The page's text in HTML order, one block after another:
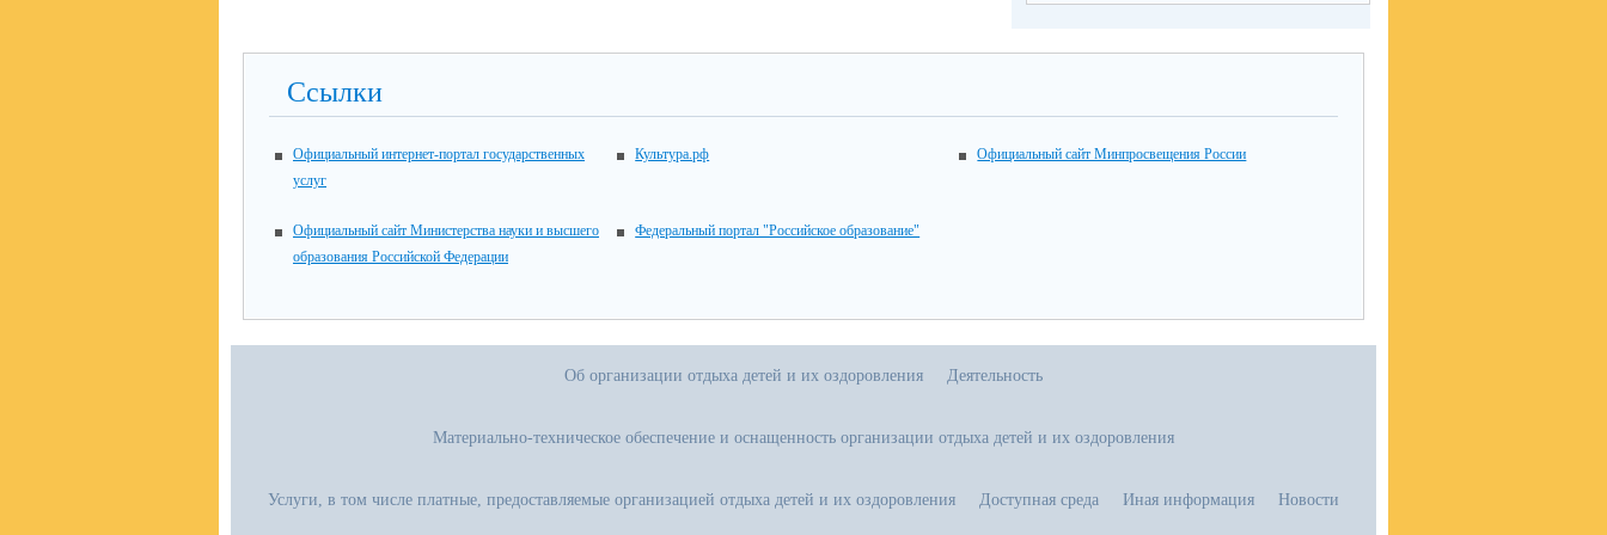
Ссылки
Официальный интернет-портал государственных
услуг
Культура.рф Официальный сайт Минпросвещения России
Официальный сайт Министерства науки и высшего
образования Российской Федерации
Федеральный портал "Российское образование"
Об организации отдыха детей и их оздоровления Деятельность
Материально-техническое обеспечение и оснащенность организации отдыха детей и их оздоровления
Услуги, в том числе платные, предоставляемые организацией отдыха детей и их оздоровления Доступная среда Иная информация Новости